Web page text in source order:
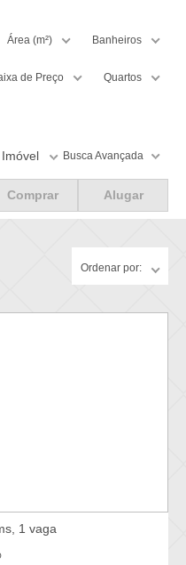
Banheiros
Área (m²)
Quartos
de Preço
Busca Avançada
Imóvel
Alugar
Comprar
Ordenar por:
1 vaga